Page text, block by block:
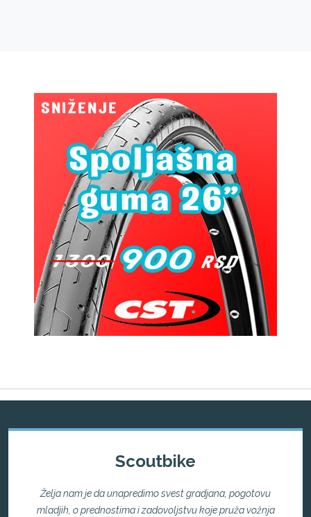
Scoutbike
Želja nam je da unapredimo svest gradjana, pogotovu
mladjih, o prednostima i zadovoljstvu koje pruža vožnja